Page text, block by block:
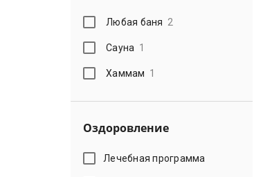
Любая баня 2
Сауна 1
Хаммам 1
Оздоровление
Лечебная программа